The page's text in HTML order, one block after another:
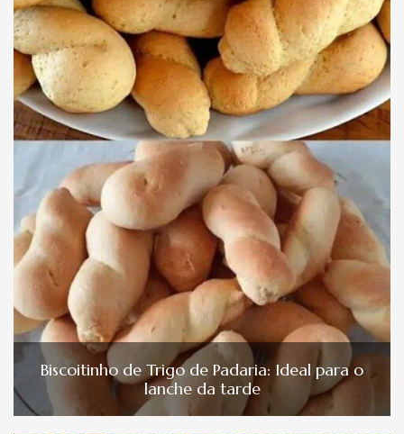
Biscoitinho de Trigo de Padaria: Ideal para o
lanche da tarde